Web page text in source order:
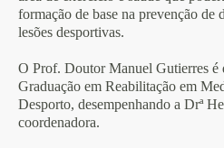
formação de base na prevenção de
lesões desportivas.
O Prof. Doutor Manuel Gutierres é
Graduação em Reabilitação em
Desporto, desempenhando a Drª
coordenadora.